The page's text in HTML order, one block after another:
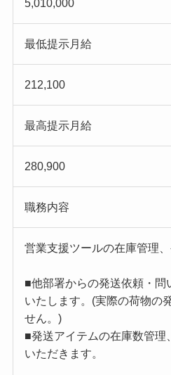
5,010,000
最低提示月給
212,100
最高提示月給
280,900
職務内容
営業支援ツールの在庫管理
■他部署からの発送依頼・問
いたします。(実際の荷物の
せん。)
■発送アイテムの在庫数管理
いただきます。